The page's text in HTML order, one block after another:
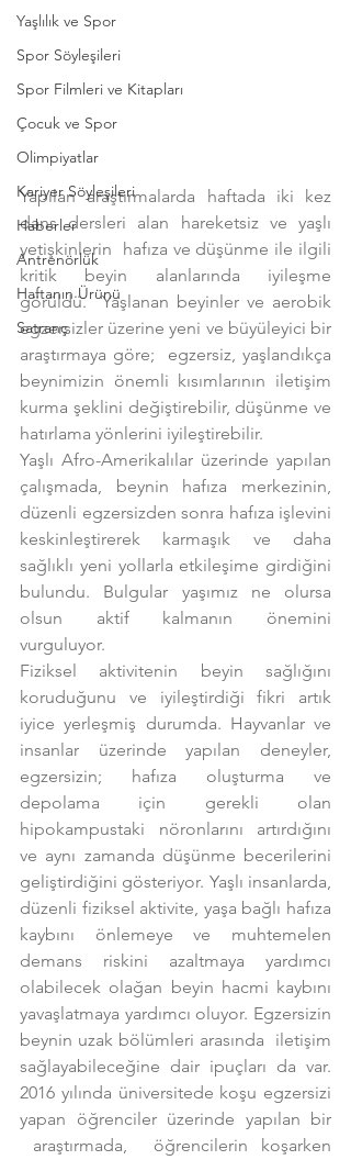
Yaşlılık ve Spor
Spor Söyleşileri
Spor Filmleri ve Kitapları
Çocuk ve Spor
Olimpiyatlar
Kariyer Söyleşileri
Haberler
Antrenörlük
Haftanın Ürünü
Satranç
Yapılan araştırmalarda haftada iki kez
dans dersleri alan hareketsiz ve yaşlı
yetişkinlerin  hafıza ve düşünme ile ilgili
kritik beyin alanlarında iyileşme
görüldü.  Yaşlanan beyinler ve aerobik
egzersizler üzerine yeni ve büyüleyici bir
araştırmaya göre;  egzersiz, yaşlandıkça
beynimizin önemli kısımlarının iletişim
kurma şeklini değiştirebilir, düşünme ve
hatırlama yönlerini iyileştirebilir.
Yaşlı Afro-Amerikalılar üzerinde yapılan
çalışmada, beynin hafıza merkezinin,
düzenli egzersizden sonra hafıza işlevini
keskinleştirerek karmaşık ve daha
sağlıklı yeni yollarla etkileşime girdiğini
bulundu. Bulgular yaşımız ne olursa
olsun aktif kalmanın önemini
vurguluyor.
Fiziksel aktivitenin beyin sağlığını
koruduğunu ve iyileştirdiği fikri artık
iyice yerleşmiş durumda. Hayvanlar ve
insanlar üzerinde yapılan deneyler,
egzersizin; hafıza oluşturma ve
depolama için gerekli olan
hipokampustaki nöronlarını artırdığını
ve aynı zamanda düşünme becerilerini
geliştirdiğini gösteriyor. Yaşlı insanlarda,
düzenli fiziksel aktivite, yaşa bağlı hafıza
kaybını önlemeye ve muhtemelen
demans riskini azaltmaya yardımcı
olabilecek olağan beyin hacmi kaybını
yavaşlatmaya yardımcı oluyor. Egzersizin
beynin uzak bölümleri arasında  iletişim
sağlayabileceğine dair ipuçları da var.
2016 yılında üniversitede koşu egzersizi
yapan öğrenciler üzerinde yapılan bir
araştırmada,  öğrencilerin koşarken